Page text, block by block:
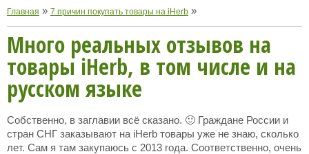
Главная » 7 причин покупать товары на iHerb »
Много реальных отзывов на
товары iHerb, в том числе и на
русском языке
Собственно, в заглавии всё сказано. 🙂 Граждане России и
стран СНГ заказывают на iHerb товары уже не знаю, сколько
лет. Cам я там закупаюсь с 2013 года. Соответственно, очень